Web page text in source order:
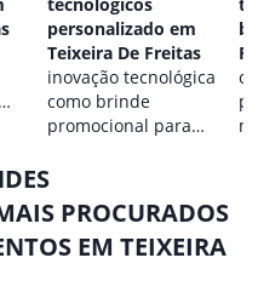
personalizado em
Teixeira De Freitas
inovação tecnológica
como brinde
promocional para
PROCURADOS
EM TEIXEIRA